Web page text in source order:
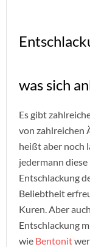
was sich
Es gibt
von zahlreichen
heißt aber noch
jedermann
Entschlackung
Beliebtheit
Kuren. Aber
Entschlackung
wie Bentonit